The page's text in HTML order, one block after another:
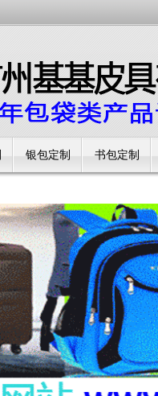
银包定制 书包定制